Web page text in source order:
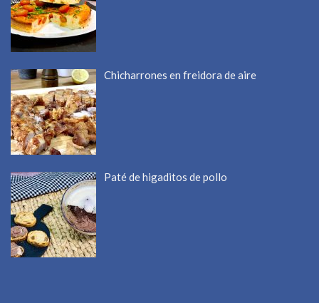
Chicharrones en freidora de aire
Paté de higaditos de pollo